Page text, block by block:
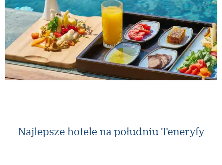
Najlepsze hotele na południu Teneryfy